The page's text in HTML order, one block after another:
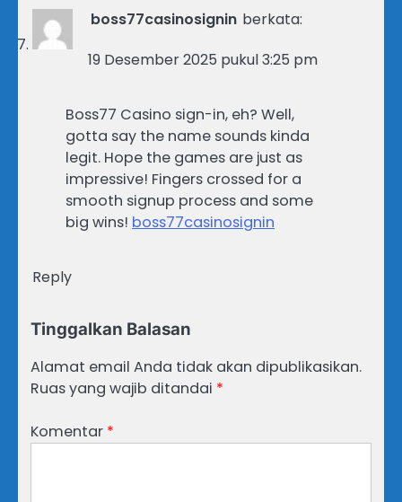
boss77casinosignin berkata:
19 Desember 2025 pukul 3:25 pm
Boss77 Casino sign-in, eh? Well,
gotta say the name sounds kinda
legit. Hope the games are just as
impressive! Fingers crossed for a
smooth signup process and some
big wins! boss77casinosignin
Reply
Tinggalkan Balasan
Alamat email Anda tidak akan dipublikasikan.
Ruas yang wajib ditandai *
Komentar *